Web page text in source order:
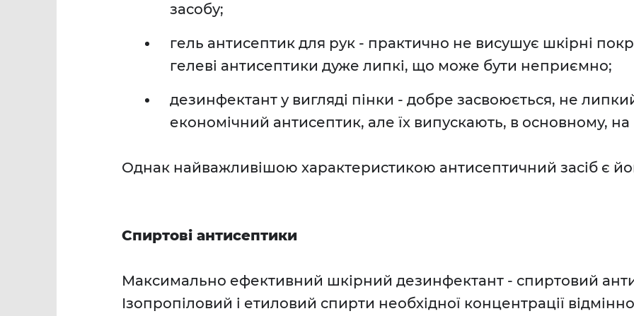
засобу;
гель антисептик для рук - практично не висушує шкірні
гелеві антисептики дуже липкі, що може бути неприємно;
дезинфектант у вигляді пінки - добре засвоюється, не
економічний антисептик, але їх випускають, в основному, на
Однак найважливішою характеристикою антисептичний засіб є
Спиртові антисептики
Максимально ефективний шкірний дезинфектант - спиртовий
Ізопропіловий і етиловий спирти необхідної концентрації